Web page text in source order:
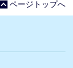
ページトップへ